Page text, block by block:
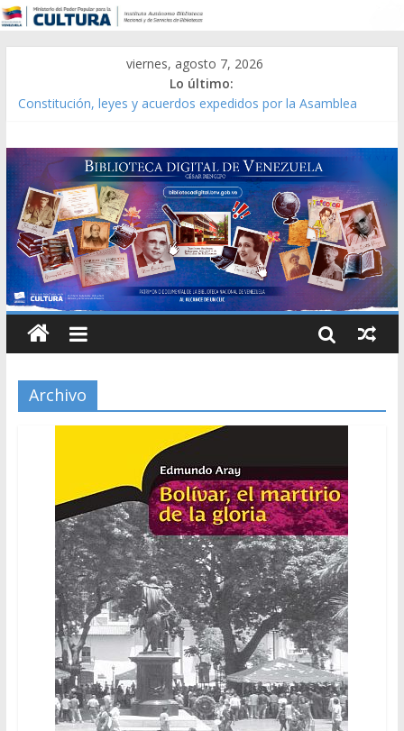
viernes, agosto 7, 2026
Lo último:
Catálogo temático de obras de Modesta Bor
Constitución, leyes y acuerdos expedidos por la Asamblea
Una Parálisis [material gráfico]
Modesta Bor Sánchez [material gráfico]
Gaceta Oficial de la República de Venezuela año CXXXIII Mes V,
Caracas 09 de marzo de 2006 N° 38.394
Archivo